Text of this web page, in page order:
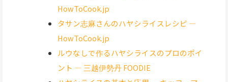
HowToCook.jp
タサン志麻さんのハヤシライスレシピ —
HowToCook.jp
ルウなしで作るハヤシライスのプロのポイ
ント — 三越伊勢丹 FOODIE